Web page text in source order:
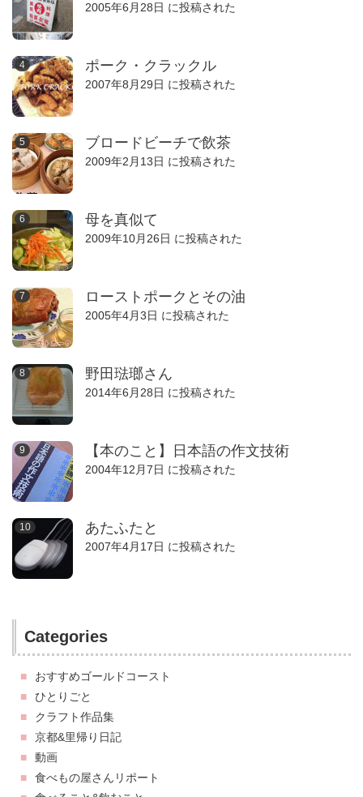
2005年6月28日 に投稿された
ポーク・クラックル
2007年8月29日 に投稿された
ブロードビーチで飲茶
2009年2月13日 に投稿された
母を真似て
2009年10月26日 に投稿された
ローストポークとその油
2005年4月3日 に投稿された
野田琺瑯さん
2014年6月28日 に投稿された
【本のこと】日本語の作文技術
2004年12月7日 に投稿された
あたふたと
2007年4月17日 に投稿された
Categories
おすすめゴールドコースト
ひとりごと
クラフト作品集
京都&里帰り日記
動画
食べもの屋さんリポート